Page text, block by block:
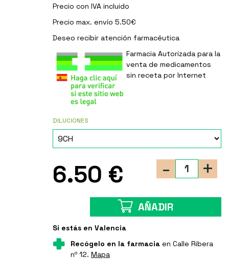
Precio con IVA incluido
Precio max. envío 5.50€
Deseo recibir atención farmacéutica
Farmacia Autorizada para la
venta de medicamentos
sin receta por Internet
DILUCIONES
6.50 € +
-
AÑADIR
Si estás en Valencia
Recógelo en la farmacia en Calle Ribera
nº 12. Mapa